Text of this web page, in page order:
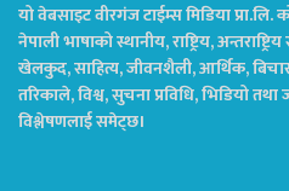
यो वेबसाइट वीरगंज टाईम्स मिडिया
नेपाली भाषाको स्थानीय, राष्ट्रिय,
खेलकुद, साहित्य, जीवनशैली, आर्थिक,
तरिकाले, विश्व, सुचना प्रविधि, भिडियो
विश्लेषणलाई समेट्छ।